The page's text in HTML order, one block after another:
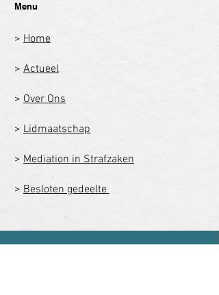
Menu
> Home
> Actueel
> Over Ons
> Lidmaatschap
> Mediation in Strafzaken
> Besloten gedeelte